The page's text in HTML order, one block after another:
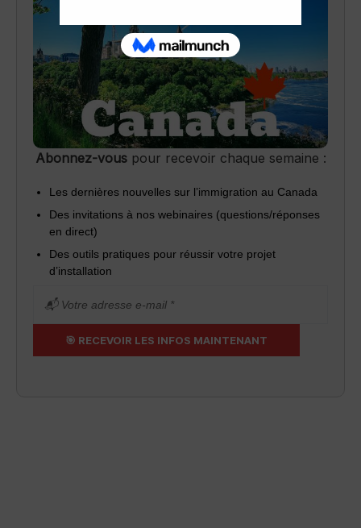
Abonnez-vouspour recevoir chaque semaine :
Les dernières nouvelles sur l’immigration au Canada
Des invitations à nos webinaires (questions/réponses
en direct)
Des outils pratiques pour réussir votre projet
d’installation